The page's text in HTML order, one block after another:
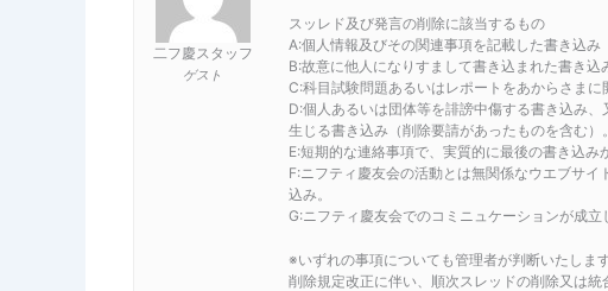
二フ慶スタッフ
ゲスト
スッレド及び発言の削除に該当するもの
A:個人情報及びその関連事項を記載した書き込み
B:故意に他人になりすまして書き込まれた書き込
C:科目試験問題あるいはレポートをあからさまに
D:個人あるいは団体等を誹謗中傷する書き込み
生じる書き込み（削除要請があったものを含む）。
E:短期的な連絡事項で、実質的に最後の書き込み
F:ニフティ慶友会の活動とは無関係なウエブサイ
込み。
G:ニフティ慶友会でのコミニュケーションが成立
※いずれの事項についても管理者が判断いたします
削除規定改正に伴い、順次スレッドの削除又は統